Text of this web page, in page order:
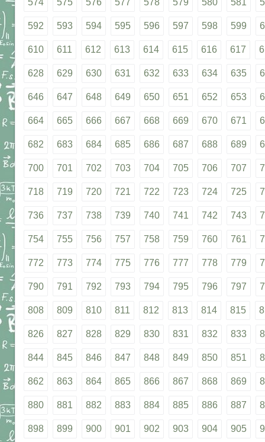
592 593 594 595 596 597 598 599
610 611 612 613 614 615 616 617
628 629 630 631 632 633 634 635
646 647 648 649 650 651 652 653
664 665 666 667 668 669 670 671
682 683 684 685 686 687 688 689
700 701 702 703 704 705 706 707
718 719 720 721 722 723 724 725
736 737 738 739 740 741 742 743
754 755 756 757 758 759 760 761
772 773 774 775 776 777 778 779
790 791 792 793 794 795 796 797
808 809 810 811 812 813 814 815
826 827 828 829 830 831 832 833
844 845 846 847 848 849 850 851
862 863 864 865 866 867 868 869
880 881 882 883 884 885 886 887
898 899 900 901 902 903 904 905